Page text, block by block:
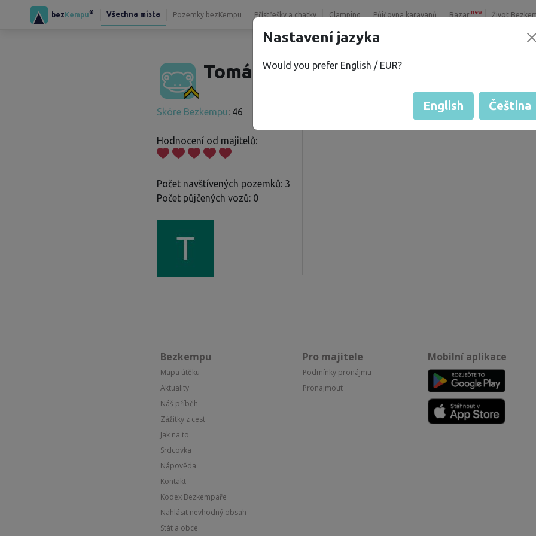
bezKempu® Všechna místa Pozemky bezKempu Přístřešky a chatky Glamping Půjčovna karavanů Bazar new Život
Tomáš O.
Skóre Bezkempu: 46
Hodnocení od majitelů:
Počet navštívených pozemků: 3
Počet půjčených vozů: 0
Hodnocení pozemků
Bezkempu
Mapa útěku
Aktuality
Náš příběh
Zážitky z cest
Jak na to
Srdcovka
Nápověda
Kontakt
Kodex Bezkempaře
Nahlásit nevhodný obsah
Stát a obce
Pro majitele
Podmínky pronájmu
Pronajmout
Mobilní aplikace
Nastavení jazyka
Would you prefer English / EUR?
English Čeština